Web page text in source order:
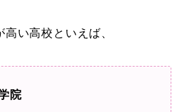
い高校といえば、
院